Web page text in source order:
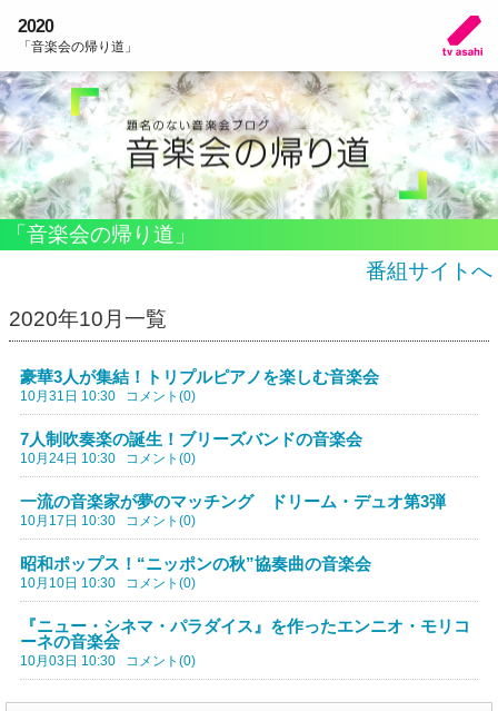
2020
「音楽会の帰り道」
「音楽会の帰り道」
番組サイトへ
2020年10月一覧
豪華3人が集結！トリプルピアノを楽しむ音楽会
10月31日 10:30 コメント(0)
7人制吹奏楽の誕生！ブリーズバンドの音楽会
10月24日 10:30 コメント(0)
一流の音楽家が夢のマッチング ドリーム・デュオ第3弾
10月17日 10:30 コメント(0)
昭和ポップス！“ニッポンの秋”協奏曲の音楽会
10月10日 10:30 コメント(0)
『ニュー・シネマ・パラダイス』を作ったエンニオ・モリコ
ーネの音楽会
10月03日 10:30 コメント(0)